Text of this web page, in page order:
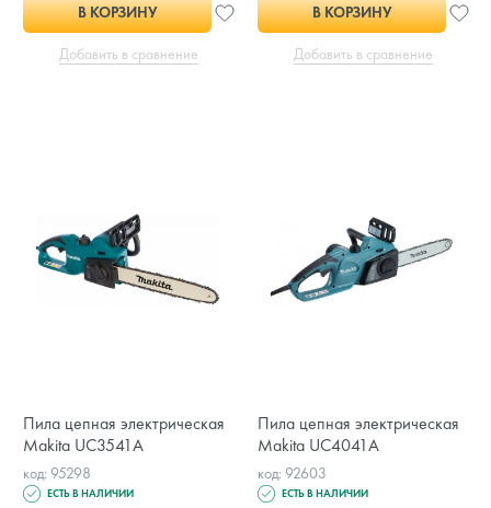
В КОРЗИНУ
Добавить в сравнение
В КОРЗИНУ
Добавить в сравнение
Пила цепная электрическая
Makita UC3541A
код: 95298
ЕСТЬ В НАЛИЧИИ
Пила цепная электрическая
Makita UC4041A
код: 92603
ЕСТЬ В НАЛИЧИИ